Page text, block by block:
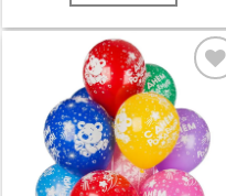
избранное